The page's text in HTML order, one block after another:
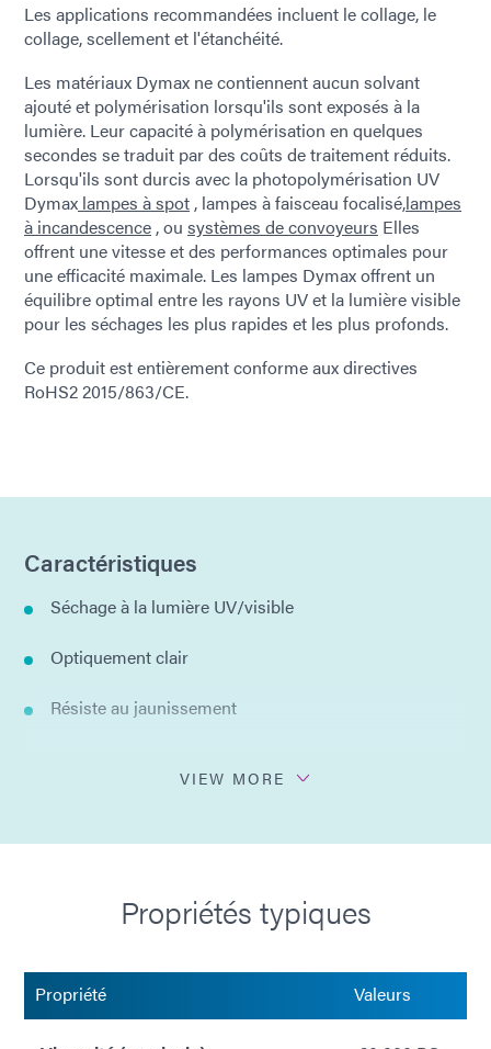
Les applications recommandées incluent le collage, le
collage, scellement et l'étanchéité.
Les matériaux Dymax ne contiennent aucun solvant
ajouté et polymérisation lorsqu'ils sont exposés à la
lumière. Leur capacité à polymérisation en quelques
secondes se traduit par des coûts de traitement réduits.
Lorsqu'ils sont durcis avec la photopolymérisation UV
Dymax lampes à spot , lampes à faisceau focalisé,lampes
à incandescence , ou systèmes de convoyeurs Elles
offrent une vitesse et des performances optimales pour
une efficacité maximale. Les lampes Dymax offrent un
équilibre optimal entre les rayons UV et la lumière visible
pour les séchages les plus rapides et les plus profonds.
Ce produit est entièrement conforme aux directives
RoHS2 2015/863/CE.
Caractéristiques
Séchage à la lumière UV/visible
Optiquement clair
Résiste au jaunissement
Aucun solvant ajouté
VIEW MORE
Propriétés typiques
Propriété Valeurs